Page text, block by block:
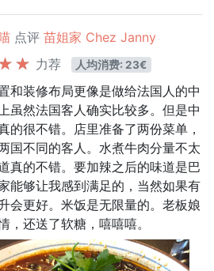
点评 苗姐家 Chez Janny
力荐
人均消费: 23€
和装修布局更像是做给法国人的中
虽然法国客人确实比较多。但是中
的很不错。店里准备了两份菜单，
国不同的客人。水煮牛肉分量不太
真的不错。要加辣之后的味道是巴
能够让我感到满足的，当然如果有
会更好。米饭是无限量的。老板娘
，还送了软糖，嘻嘻嘻。